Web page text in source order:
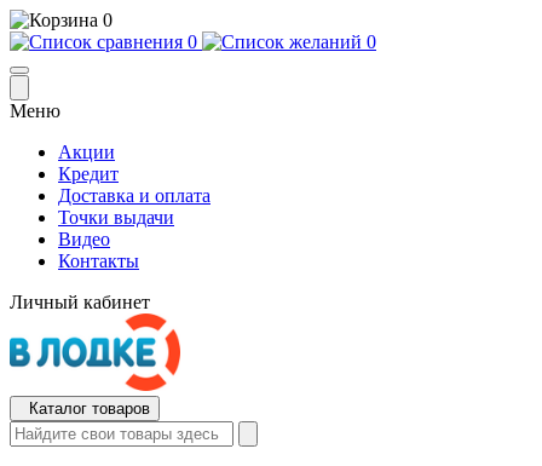
0
0
0
Меню
Акции
Кредит
Доставка и оплата
Точки выдачи
Видео
Контакты
Личный кабинет
Каталог товаров